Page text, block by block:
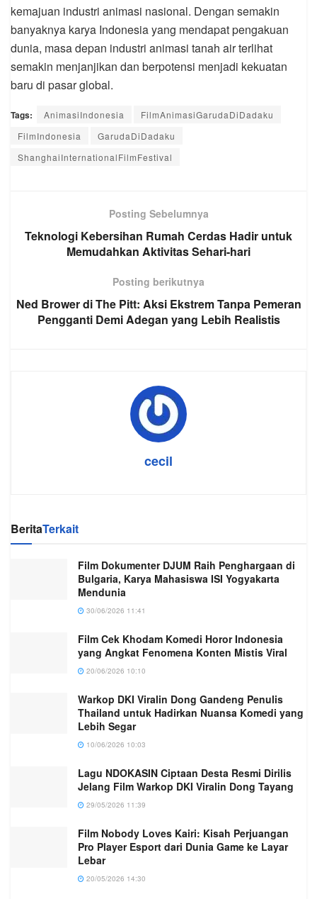
kemajuan industri animasi nasional. Dengan semakin
banyaknya karya Indonesia yang mendapat pengakuan
dunia, masa depan industri animasi tanah air terlihat
semakin menjanjikan dan berpotensi menjadi kekuatan
baru di pasar global.
Tags: AnimasiIndonesia
FilmAnimasiGarudaDiDadaku
FilmIndonesia
GarudaDiDadaku
ShanghaiInternationalFilmFestival
Posting Sebelumnya
Teknologi Kebersihan Rumah Cerdas Hadir untuk
Memudahkan Aktivitas Sehari-hari
Posting berikutnya
Ned Brower di The Pitt: Aksi Ekstrem Tanpa Pemeran
Pengganti Demi Adegan yang Lebih Realistis
cecil
BeritaTerkait
Film Dokumenter DJUM Raih Penghargaan di
Bulgaria, Karya Mahasiswa ISI Yogyakarta
Mendunia
30/06/2026 11:41
Film Cek Khodam Komedi Horor Indonesia
yang Angkat Fenomena Konten Mistis Viral
20/06/2026 10:10
Warkop DKI Viralin Dong Gandeng Penulis
Thailand untuk Hadirkan Nuansa Komedi yang
Lebih Segar
10/06/2026 10:03
Lagu NDOKASIN Ciptaan Desta Resmi Dirilis
Jelang Film Warkop DKI Viralin Dong Tayang
29/05/2026 11:39
Film Nobody Loves Kairi: Kisah Perjuangan
Pro Player Esport dari Dunia Game ke Layar
Lebar
20/05/2026 14:30